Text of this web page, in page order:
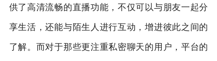
供了高清流畅的直播功能，不仅可以与朋友一起分
享生活，还能与陌生人进行互动，增进彼此之间的
了解。而对于那些更注重私密聊天的用户，平台的